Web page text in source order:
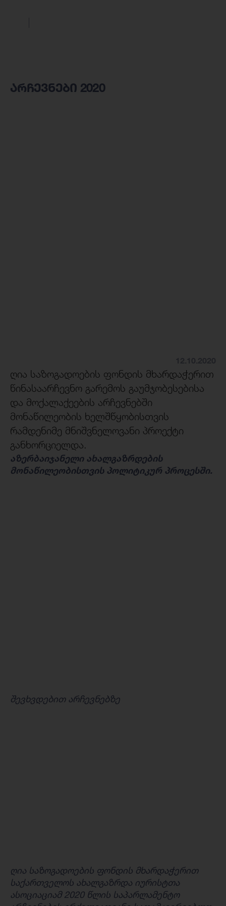
არჩევნები 2020
ღია საზოგადოების ფონდის მხარდაჭერით
წინასაარჩევნო გარემოს გაუმჯობესებისა
და მოქალაქეების არჩევნებში
მონაწილეობის ხელშწყობისთვის
რამდენიმე მნიშვნელოვანი პროექტი
განხორციელდა.
აზერბაიჯანელი ახალგაზრდების
მონაწილეობისთვის პოლიტიკურ პროცესში.
შევხვდებით არჩევნებზე
ღია საზოგადოების ფონდის მხარდაჭერით
საქართველოს ახალგაზრდა იურისტთა
ასოციაციამ 2020 წლის საპარლამენტო